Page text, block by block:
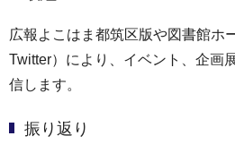
広報よこはま都筑区版や図書館ホ
Twitter）により、イベント、企画
信します。
振り返り